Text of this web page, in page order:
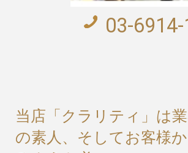
03-
当店「クラリティ」は
の素人、そしてお客様